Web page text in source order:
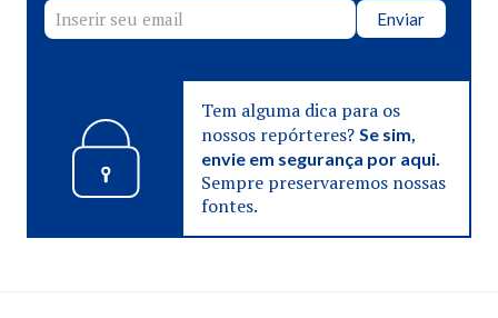
Enviar
Tem alguma dica para os
nossos repórteres? Se sim,
envie em segurança por aqui.
Sempre preservaremos nossas
fontes.